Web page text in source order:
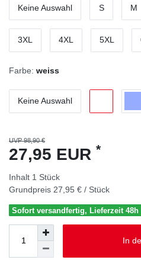
Keine Auswahl S M
3XL 4XL 5XL
Farbe: weiss
Keine Auswahl
UVP 98,90 €
27,95 EUR *
Inhalt 1 Stück
Grundpreis 27,95 € / Stück
Sofort versandfertig, Lieferzeit 48h
In